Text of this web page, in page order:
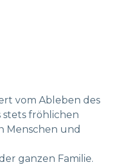
vom Ableben des
stets fröhlichen
Menschen und
ganzen Familie.